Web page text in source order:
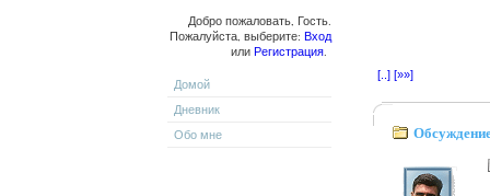
Добро пожаловать, Гость.
Пожалуйста, выберите: Вход
или Регистрация.
Домой
Дневник
Обо мне
[..] [»»]